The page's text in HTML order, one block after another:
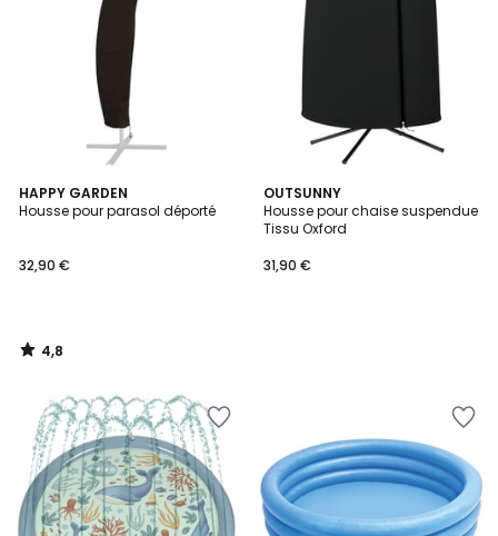
HAPPY GARDEN
Housse pour parasol déporté
32,90 €
4,8
/ 5
4,8
/
OUTSUNNY
Housse pour chaise suspendue
Tissu Oxford
31,90 €